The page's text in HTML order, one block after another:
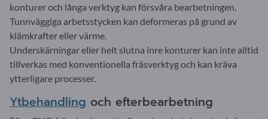
konturer och långa verktyg kan försvåra bearbetningen.
Tunnväggiga arbetsstycken kan deformeras på grund av
klämkrafter eller värme.
Underskärningar eller helt slutna inre konturer kan inte alltid
tillverkas med konventionella fräsverktyg och kan kräva
ytterligare processer.
Ytbehandling och efterbearbetning